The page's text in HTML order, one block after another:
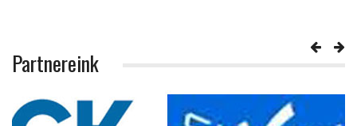
Partnereink